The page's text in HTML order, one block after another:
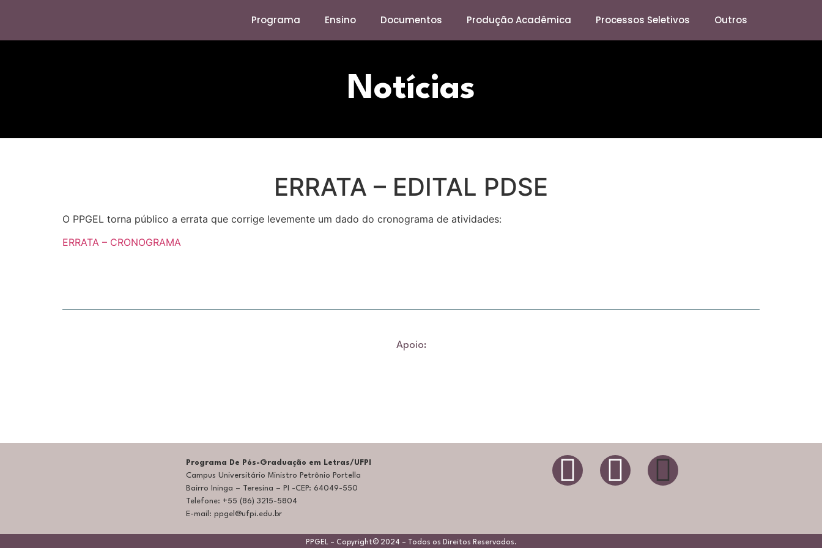
Programa Ensino Documentos Produção Acadêmica Processos Seletivos Outros
Notícias
ERRATA – EDITAL PDSE
O PPGEL torna público a errata que corrige levemente um dado do cronograma de atividades:
ERRATA – CRONOGRAMA
Apoio:
Programa De Pós-Graduação em Letras/UFPI
Campus Universitário Ministro Petrônio Portella
Bairro Ininga – Teresina – PI -CEP: 64049-550
Telefone: +55 (86) 3215-5804
E-mail: ppgel@ufpi.edu.br
PPGEL – Copyright© 2024 – Todos os Direitos Reservados.